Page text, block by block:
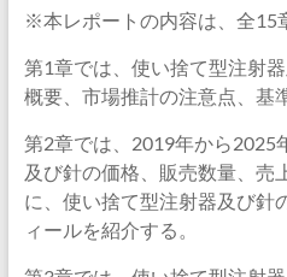
※本レポートの内容は、全15
第1章では、使い捨て型注射
概要、市場推計の注意点、基
第2章では、2019年から2025
及び針の価格、販売数量、売
に、使い捨て型注射器及び針
ィールを紹介する。